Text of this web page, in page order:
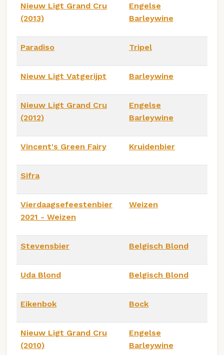
Nieuw Ligt Grand Cru
(2013)
Engelse
Barleywine
Paradiso Tripel
Nieuw Ligt Vatgerijpt Barleywine
Nieuw Ligt Grand Cru
(2012)
Engelse
Barleywine
Vincent's Green Fairy Kruidenbier
Sifra
Vierdaagsefeestenbier
2021 - Weizen
Weizen
Stevensbier Belgisch Blond
Uda Blond Belgisch Blond
Eikenbok Bock
Nieuw Ligt Grand Cru
(2010)
Engelse
Barleywine